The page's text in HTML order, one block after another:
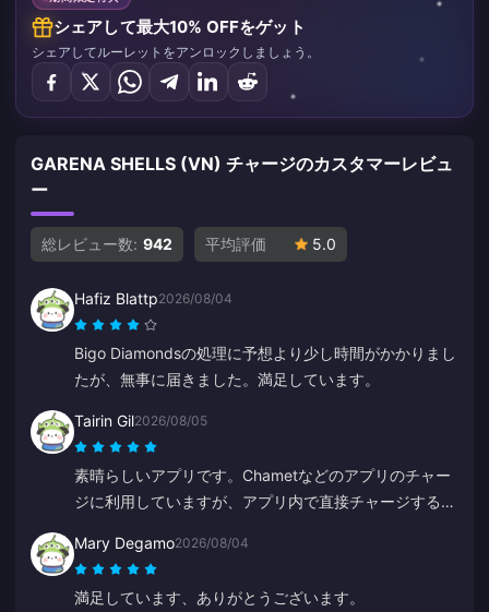
シェアして最大10% OFFをゲット
シェアしてルーレットをアンロックしましょう。
GARENA SHELLS (VN) チャージのカスタマーレビュ
ー
総レビュー数: 942 平均評価 5.0
Hafiz Blattp2026/08/04
Bigo Diamondsの処理に予想より少し時間がかかりまし
たが、無事に届きました。満足しています。
Tairin Gil2026/08/05
素晴らしいアプリです。Chametなどのアプリのチャー
ジに利用していますが、アプリ内で直接チャージするよ
Mary Degamo2026/08/04
満足しています、ありがとうございます。